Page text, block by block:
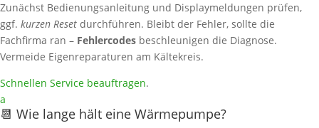
Zunächst Bedienungsanleitung und Displaymeldungen prüfen,
ggf. kurzen Reset durchführen. Bleibt der Fehler, sollte die
Fachfirma ran – Fehlercodes beschleunigen die Diagnose.
Vermeide Eigenreparaturen am Kältekreis.
Schnellen Service beauftragen.
a
📆 Wie lange hält eine Wärmepumpe?